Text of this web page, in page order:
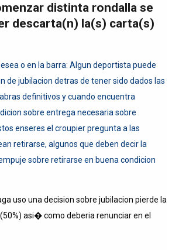
distinta rondalla se
descarta(n) la(s) carta(s)
o en la barra: Algun deportista puede
de jubilacion detras de tener sido dados las
definitivos y cuando encuentra
sobre entrega necesaria sobre
enseres el croupier pregunta a las
retirarse, algunos que deben decir la
sobre retirarse en buena condicion
uso una decision sobre jubilacion pierde la
asi� como deberia renunciar en el